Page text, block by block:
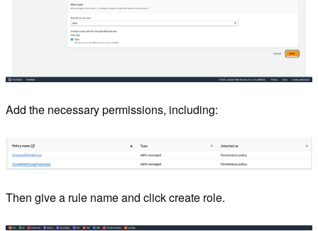
Add the necessary permissions, including:
Then give a rule name and click create role.